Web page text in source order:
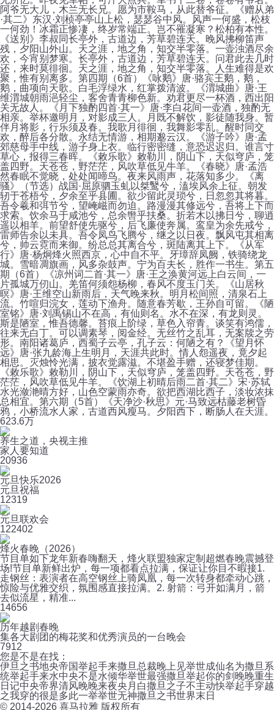
阿爷无大儿，木兰无长兄。愿为市鞍马，从此替爷征。《赠从弟
·其二》东汉·刘桢亭亭山上松，瑟瑟谷中风。风声一何盛，松枝
一何劲！冰霜正惨凄，终岁常端正。岂不罹凝寒？松柏有本性。
《送别》李叔同长亭外，古道边，芳草碧连天。晚风拂柳笛声
残，夕阳山外山。天之涯，地之角，知交半零落。一壶浊酒尽余
欢，今宵别梦寒。长亭外，古道边，芳草碧连天。问君此去几时
还，来时莫徘徊。天之涯，地之角，知交半零落。人生难得是欢
聚，惟有别离多。第四期（6首）《咏鹅》唐·骆宾王鹅，鹅，
鹅，曲项向天歌。白毛浮绿水，红掌拨清波。《渭城曲》唐·王
维渭城朝雨浥轻尘，客舍青青柳色新。劝君更尽一杯酒，西出阳
关无故人。《月下独酌四首·其一》唐·李白花间一壶酒，独酌无
相亲。举杯邀明月，对影成三人。月既不解饮，影徒随我身。暂
伴月将影，行乐须及春。我歌月徘徊，我舞影零乱。醒时同交
欢，醉后各分散。永结无情游，相期邈云汉。《游子吟》唐·孟
郊慈母手中线，游子身上衣。临行密密缝，意恐迟迟归。谁言寸
草心，报得三春晖。《敕乐歌》敕勒川，阴山下，天似穹庐，笼
盖四野。天苍苍，野茫茫，风吹草低见牛羊。《春晓》唐·孟浩
然春眠不觉晓，处处闻啼鸟。夜来风雨声，花落知多少。《离
骚》（节选）战国·屈原驷玉虬以桀鹥兮，溘埃风余上征。朝发
轫于苍梧兮，夕余至乎县圃。欲少留此灵琐兮，日忽忽其将暮。
吾令羲和弭节兮，望崦嵫而勿迫。路漫漫其修远兮，吾将上下而
求索。饮余马于咸池兮，总余辔乎扶桑。折若木以拂日兮，聊逍
遥以相羊。前望舒使先驱兮，后飞廉使奔属。鸾皇为余先戒兮，
雷师告余以未具。吾令凤鸟飞腾兮，继之以日夜。飘风屯其相离
兮，帅云霓而来御。纷总总其离合兮，斑陆离其上下。《从军
行》唐·杨炯烽火照西京，心中自不平。牙璋辞凤阙，铁骑绕龙
城。雪暗凋旗画，风多杂鼓声。宁为百夫长，胜作一书生。第五
期（6首）《凉州词二首·其一》唐·王之涣黄河远上白云间，一
片孤城万仞山。羌笛何须怨杨柳，春风不度玉门关。《山居秋
暝》唐·王维空山新雨后，天气晚来秋。明月松间照，清泉石上
流。竹喧归浣女，莲动下渔舟。随意春芳歇，王孙自可留。《陋
室铭》唐·刘禹锡山不在高，有仙则名。水不在深，有龙则灵。
斯是陋室，惟吾德馨。苔痕上阶绿，草色入帘青。谈笑有鸿儒，
往来无白丁。可以调素琴，阅金经。无丝竹之乱耳，无案牍之劳
形。南阳诸葛庐，西蜀子云亭，孔子云：何陋之有？《望月怀
远》唐·张九龄海上生明月，天涯共此时。情人怨遥夜，竟夕起
相思。灭烛怜光满，披衣觉露滋。不堪盈手赠，还寝梦佳期。
《敕乐歌》敕勒川，阴山下，天似穹庐，笼盖四野。天苍苍，野
茫茫，风吹草低见牛羊。《饮湖上初晴后雨二首·其二》宋·苏轼
水光潋滟晴方好，山色空蒙雨亦奇。欲把西湖比西子，淡妆浓抹
总相宜。第六期（5首）《天净沙·秋思》元·马致远枯藤老树昏
鸦，小桥流水人家，古道西风瘦马。夕阳西下，断肠人在天涯。
623.6万
养生之道，央视主推
家人要知道
20936
元旦快乐2026
元旦祝福
12319
元旦联欢会
122402
烽火春晚（2026）
节目单如下龙年新春嗨翻天，烽火联盟独家定制超燃春晚震撼登
场!节目单新鲜出炉，每一项都看点拉满，保证让你目不暇接1.
走钢丝：表演者在高空钢丝上骑凤凰，每一次转身都牵动心跳，
惊险与优雅交织，氛围感直接拉满。2. 射箭：弓开如满月，箭
去似流星，精准...
14656
历年越剧春晚
集各大剧团的梅花奖和优秀演员的一台晚会
7912
您是不是在找：
伊旦之书地央帝国举起手来撒旦总裁晚上见举世成仙名为撒旦 系
统举起手来水中央不是水倾华举世最强撒旦举起你的剑 晚晚重生
日记中央帝界清风晚晚来夜央月白撒旦之子不主动快举起手穿越
之我穿的很是多此一举举世无神撒旦之书世界末日
© 2014-2026 喜马拉雅 版权所有